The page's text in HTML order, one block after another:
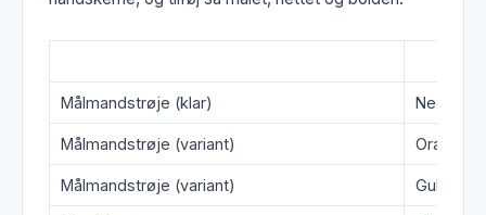
Målmandstrøje (klar)
Målmandstrøje (variant) Orange
Målmandstrøje (variant) Gul